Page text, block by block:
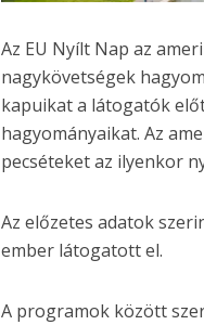
Az EU Nyílt Nap az
nagykövetségek
kapuikat a látogatók
hagyományaikat. Az
pecséteket az ilyenkor
Az előzetes adatok
ember látogatott el.
A programok között